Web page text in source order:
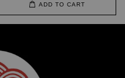
ADD TO CART